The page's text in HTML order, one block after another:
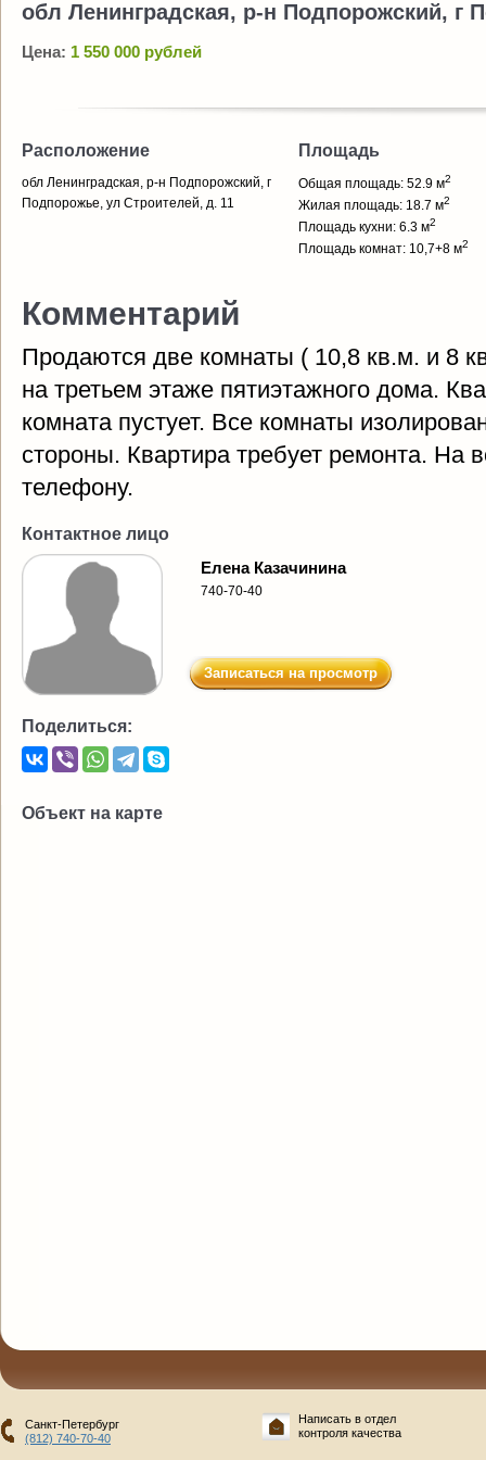
обл Ленинградская, р-н Подпорожский, г
Цена: 1 550 000 рублей
Расположение
обл Ленинградская, р-н Подпорожский, г
Подпорожье, ул Строителей, д. 11
Площадь
Общая площадь: 52.9 м2
Жилая площадь: 18.7 м2
Площадь кухни: 6.3 м2
Площадь комнат: 10,7+8 м2
Комментарий
Продаются две комнаты ( 10,8 кв.м. и 8
на третьем этаже пятиэтажного дома.
комната пустует. Все комнаты
стороны. Квартира требует ремонта. На
телефону.
Контактное лицо
Елена Казачинина
740-70-40
Записаться на просмотр
Поделиться:
Объект на карте
Санкт-Петербург
(812) 740-70-40
Написать в отдел
контроля качества